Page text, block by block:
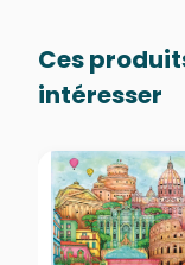
Ces
intéresser